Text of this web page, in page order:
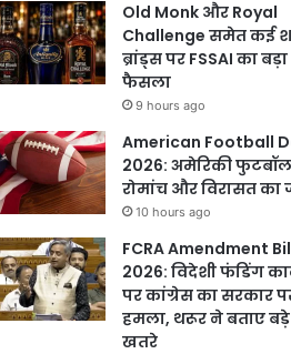
Old Monk और Royal
Challenge समेत कई
ब्रांड्स पर FSSAI का बड़ा
फैसला
9 hours ago
American Football
2026: अमेरिकी
रोमांच और विरासत का
10 hours ago
FCRA Amendment
2026: विदेशी फंडिंग
पर कांग्रेस का सरकार
हमला, थरूर ने बताए बड़े
खतरे